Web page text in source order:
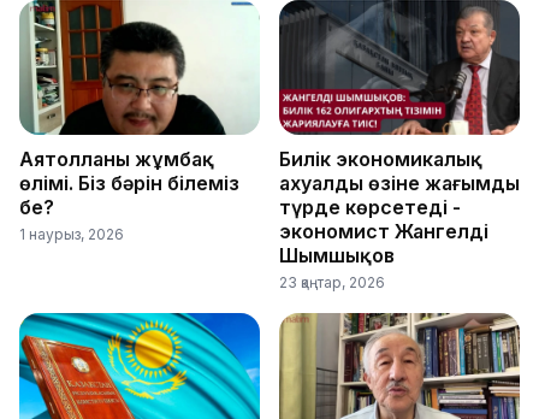
Аятолланың жұмбақ
өлімі. Біз бәрін білеміз
бе?
1 наурыз, 2026
Билік экономикалық
ахуалды өзіне жағымды
түрде көрсетеді -
экономист Жангелді
Шымшықов
23 қаңтар, 2026